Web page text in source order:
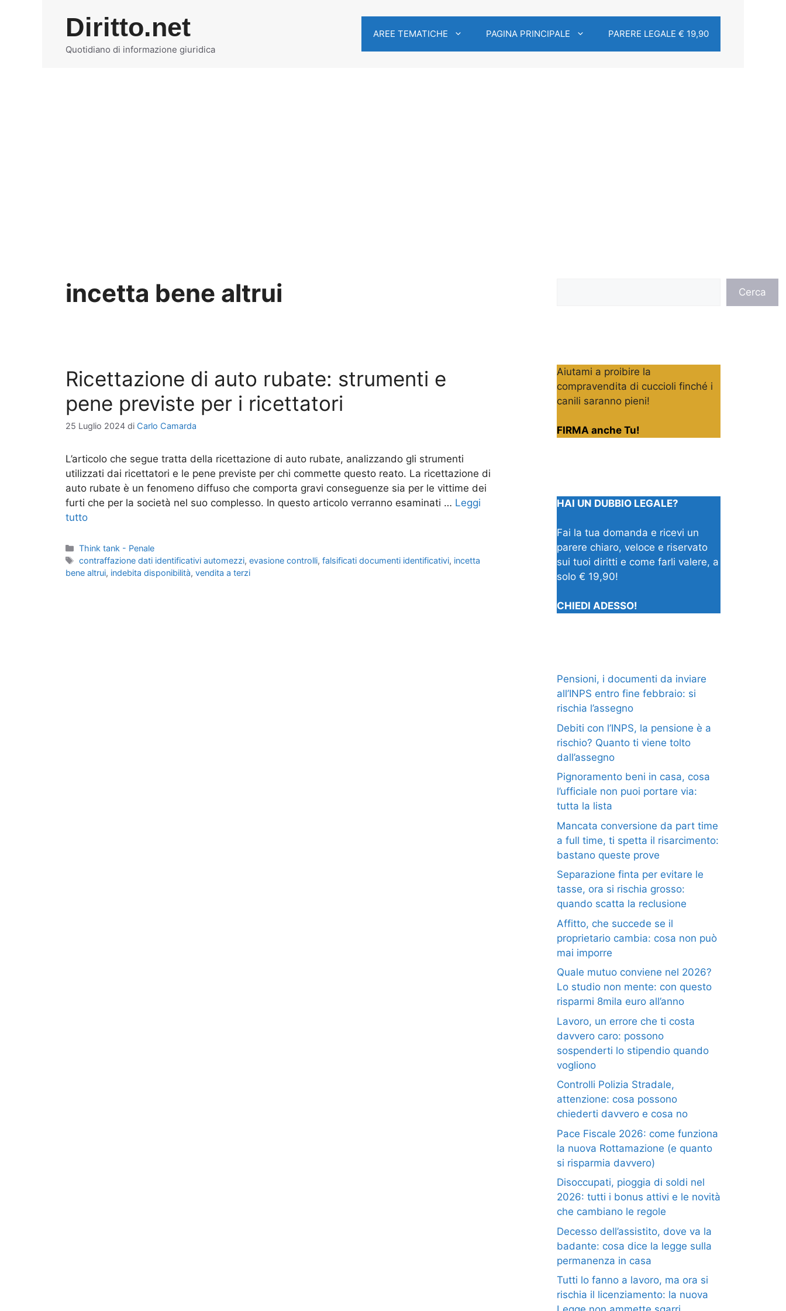
Diritto.net
Quotidiano di informazione giuridica
AREE TEMATICHE PAGINA PRINCIPALE PARERE LEGALE € 19,90
incetta bene altrui
Ricettazione di auto rubate: strumenti e
pene previste per i ricettatori
25 Luglio 2024 di Carlo Camarda
L’articolo che segue tratta della ricettazione di auto rubate, analizzando gli strumenti
utilizzati dai ricettatori e le pene previste per chi commette questo reato. La ricettazione di
auto rubate è un fenomeno diffuso che comporta gravi conseguenze sia per le vittime dei
furti che per la società nel suo complesso. In questo articolo verranno esaminati … Leggi
tutto
Categorie
Think tank - Penale
Tag
contraffazione dati identificativi automezzi,evasione controlli,falsificati documenti identificativi, incetta
bene altrui, indebita disponibilità, vendita a terzi
Cerca
Aiutami a proibire la
compravendita di cuccioli finché i
canili saranno pieni!
FIRMA anche Tu!
HAI UN DUBBIO LEGALE?
Fai la tua domanda e ricevi un
parere chiaro, veloce e riservato
sui tuoi diritti e come farli valere, a
solo € 19,90!
CHIEDI ADESSO!
Pensioni, i documenti da inviare
all’INPS entro fine febbraio: si
rischia l’assegno
Debiti con l’INPS, la pensione è a
rischio? Quanto ti viene tolto
dall’assegno
Pignoramento beni in casa, cosa
l’ufficiale non puoi portare via:
tutta la lista
Mancata conversione da part time
a full time, ti spetta il risarcimento:
bastano queste prove
Separazione finta per evitare le
tasse, ora si rischia grosso:
quando scatta la reclusione
Affitto, che succede se il
proprietario cambia: cosa non può
mai imporre
Quale mutuo conviene nel 2026?
Lo studio non mente: con questo
risparmi 8mila euro all’anno
Lavoro, un errore che ti costa
davvero caro: possono
sospenderti lo stipendio quando
vogliono
Controlli Polizia Stradale,
attenzione: cosa possono
chiederti davvero e cosa no
Pace Fiscale 2026: come funziona
la nuova Rottamazione (e quanto
si risparmia davvero)
Disoccupati, pioggia di soldi nel
2026: tutti i bonus attivi e le novità
che cambiano le regole
Decesso dell’assistito, dove va la
badante: cosa dice la legge sulla
permanenza in casa
Tutti lo fanno a lavoro, ma ora si
rischia il licenziamento: la nuova